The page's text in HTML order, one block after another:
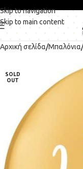
Skip to navigation
Skip to main content
Αρχική σελίδα Μπαλόνια
SOLD
OUT